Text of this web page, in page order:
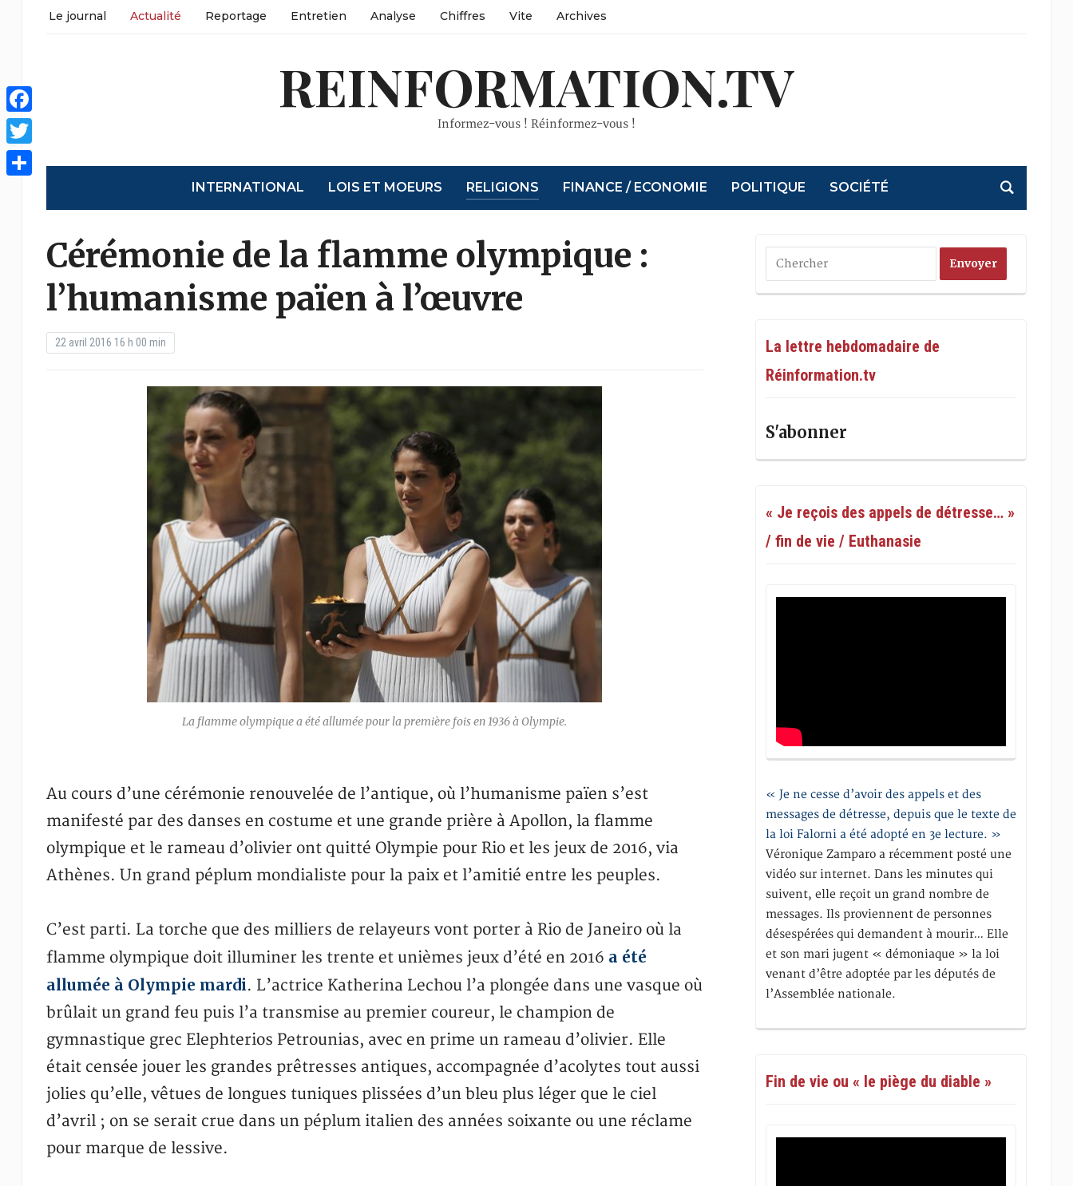
Le journal Actualité Reportage Entretien Analyse Chiffres Vite Archives
REINFORMATION.TV
Informez-vous ! Réinformez-vous !
INTERNATIONAL LOIS ET MOEURS RELIGIONS FINANCE / ECONOMIE POLITIQUE SOCIÉTÉ
Cérémonie de la flamme olympique :
l’humanisme païen à l’œuvre
22 avril 2016 16 h 00 min
La flamme olympique a été allumée pour la première fois en 1936 à Olympie.
Au cours d’une cérémonie renouvelée de l’antique, où l’humanisme païen s’est
manifesté par des danses en costume et une grande prière à Apollon, la flamme
olympique et le rameau d’olivier ont quitté Olympie pour Rio et les jeux de 2016, via
Athènes. Un grand péplum mondialiste pour la paix et l’amitié entre les peuples.
C’est parti. La torche que des milliers de relayeurs vont porter à Rio de Janeiro où la
flamme olympique doit illuminer les trente et unièmes jeux d’été en 2016 a été
allumée à Olympie mardi. L’actrice Katherina Lechou l’a plongée dans une vasque où
brûlait un grand feu puis l’a transmise au premier coureur, le champion de
gymnastique grec Elephterios Petrounias, avec en prime un rameau d’olivier. Elle
était censée jouer les grandes prêtresses antiques, accompagnée d’acolytes tout aussi
jolies qu’elle, vêtues de longues tuniques plissées d’un bleu plus léger que le ciel
d’avril ; on se serait crue dans un péplum italien des années soixante ou une réclame
pour marque de lessive.
La lettre hebdomadaire de
Réinformation.tv
S'abonner
« Je reçois des appels de détresse… »
/ fin de vie / Euthanasie
« Je ne cesse d’avoir des appels et des
messages de détresse, depuis que le texte de
la loi Falorni a été adopté en 3e lecture. »
Véronique Zamparo a récemment posté une
vidéo sur internet. Dans les minutes qui
suivent, elle reçoit un grand nombre de
messages. Ils proviennent de personnes
désespérées qui demandent à mourir… Elle
et son mari jugent « démoniaque » la loi
venant d’être adoptée par les députés de
l’Assemblée nationale.
Fin de vie ou « le piège du diable »
Facebook
Twitter